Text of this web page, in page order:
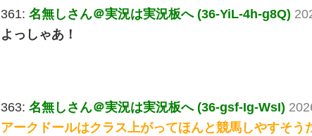
361: 名無しさん＠実況は実況板へ (36-YiL-4h-g8Q)
よっしゃあ！
363: 名無しさん＠実況は実況板へ (36-gsf-Ig-WsI)
アークドールはクラス上がってほんと競馬しやすそう